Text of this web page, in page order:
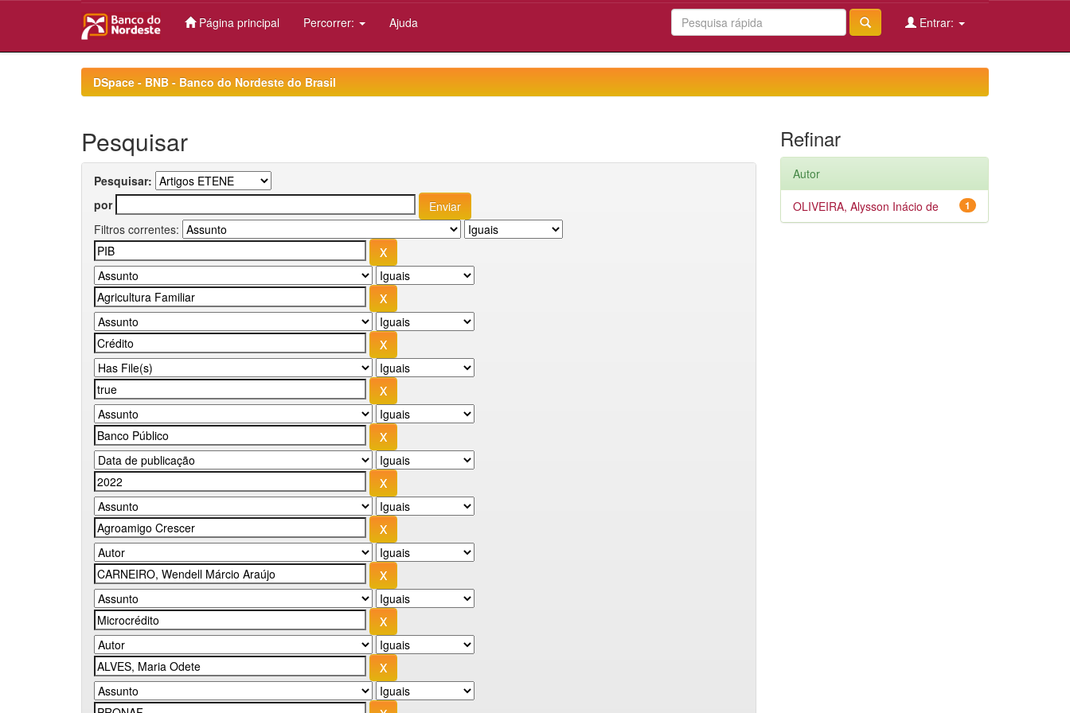
Página principal Percorrer: Ajuda Entrar:
DSpace - BNB - Banco do Nordeste do Brasil
Pesquisar
Pesquisar:
por
Filtros correntes:
Refinar
Autor
1
OLIVEIRA, Alysson Inácio de